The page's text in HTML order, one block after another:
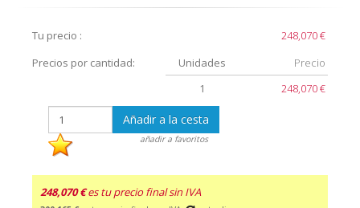
Tu precio :
248,070 €
Precios por cantidad:
Unidades
Precio
1
248,070 €
Añadir a la cesta
añadir a favoritos
248,070 € es tu precio final sin IVA